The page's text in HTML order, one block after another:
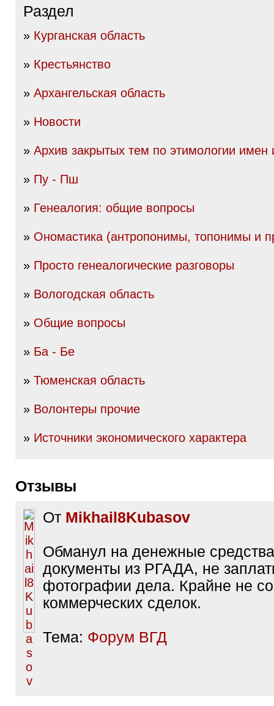
Раздел
» Курганская область
» Крестьянство
» Архангельская область
» Новости
» Архив закрытых тем по этимологии
» Пу - Пш
» Генеалогия: общие вопросы
» Ономастика (антропонимы, топонимы и
» Просто генеалогические разговоры
» Вологодская область
» Общие вопросы
» Ба - Бе
» Тюменская область
» Волонтеры прочие
» Источники экономического характера
Отзывы
От Mikhail8Kubasov
Обманул на денежные
документы из РГАДА, не
фотографии дела. Крайне не
коммерческих сделок.
Тема: Форум ВГД